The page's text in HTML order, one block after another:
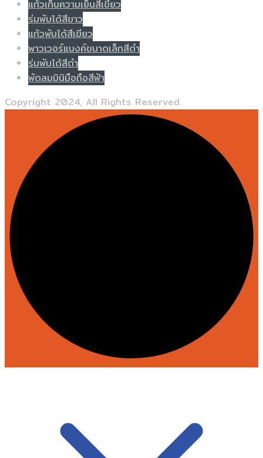
แก้วเก็บความเย็นสีเขียว
ร่มพับได้สีขาว
แก้วพับได้สีเขียว
พาวเวอร์แบงค์ขนาดเล็กสีดำ
ร่มพับได้สีดำ
พัดลมมินิมือถือสีฟ้า
Copyright 2024, All Rights Reserved.